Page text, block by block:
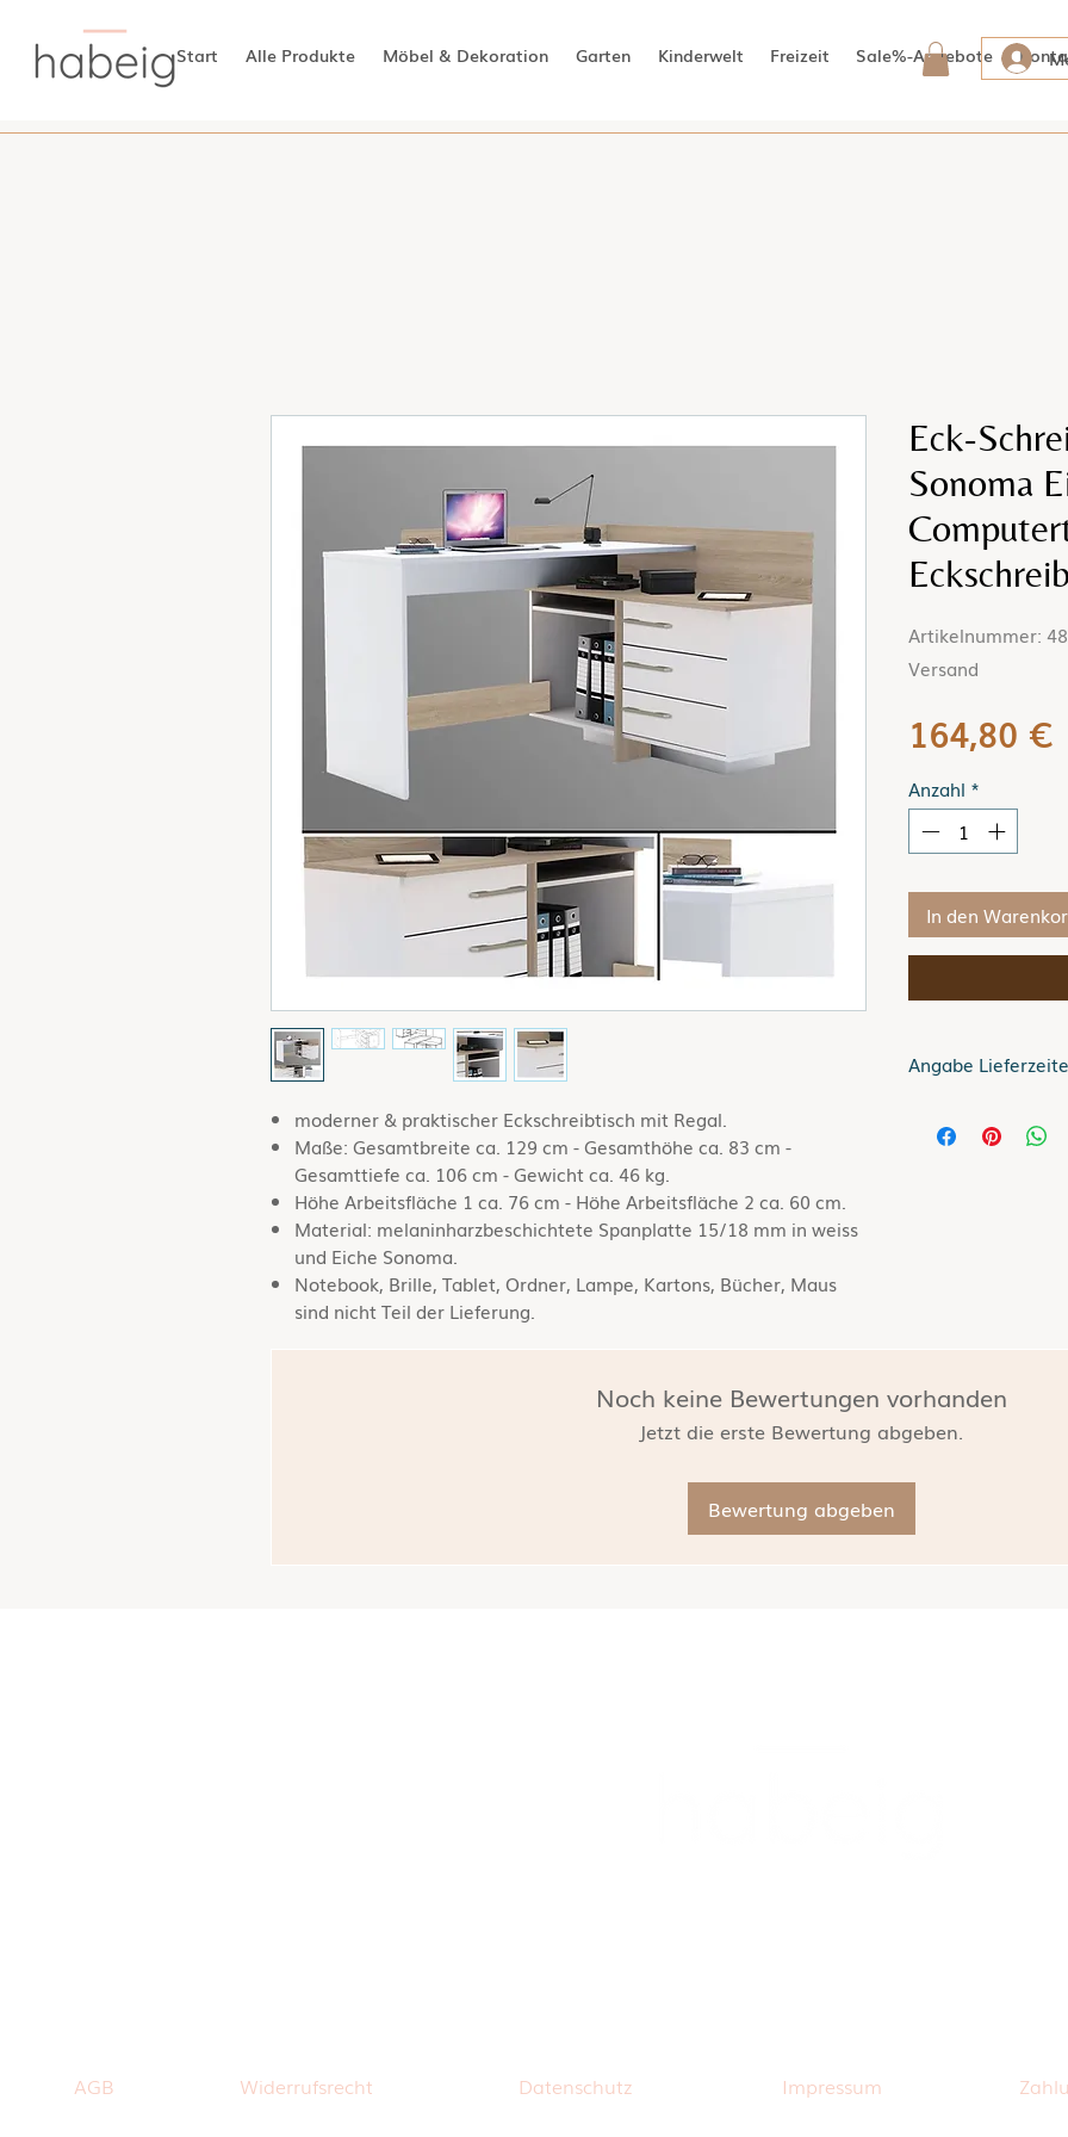
Start Alle Produkte Möbel & Dekoration Garten Kinderwelt Freizeit Sale%-Angebote
moderner & praktischer Eckschreibtisch mit Regal.
Maße: Gesamtbreite ca. 129 cm - Gesamthöhe ca. 83 cm -
Gesamttiefe ca. 106 cm - Gewicht ca. 46 kg.
Höhe Arbeitsfläche 1 ca. 76 cm - Höhe Arbeitsfläche 2 ca. 60 cm.
Material: melaninharzbeschichtete Spanplatte 15/18 mm in weiss
und Eiche Sonoma.
Notebook, Brille, Tablet, Ordner, Lampe, Kartons, Bücher, Maus
sind nicht Teil der Lieferung.
Eck-
Sonoma
Artikelnummer:
Versand
164,80 €
Anzahl *
In den
Angabe
Noch keine Bewertungen vorhanden
Jetzt die erste Bewertung abgeben.
Bewertung abgeben
AGB Widerrufsrecht Datenschutz Impressum